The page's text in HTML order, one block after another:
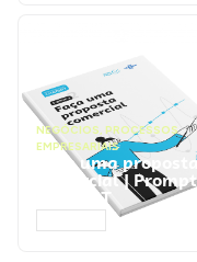
NEGÓCIOS, PROCESSOS
EMPRESARIAIS
Faça uma
comercial |
ChatGPT